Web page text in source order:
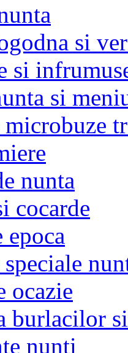
si
si
si
nunta
cocarde
ocazie
burlacilor
nunti